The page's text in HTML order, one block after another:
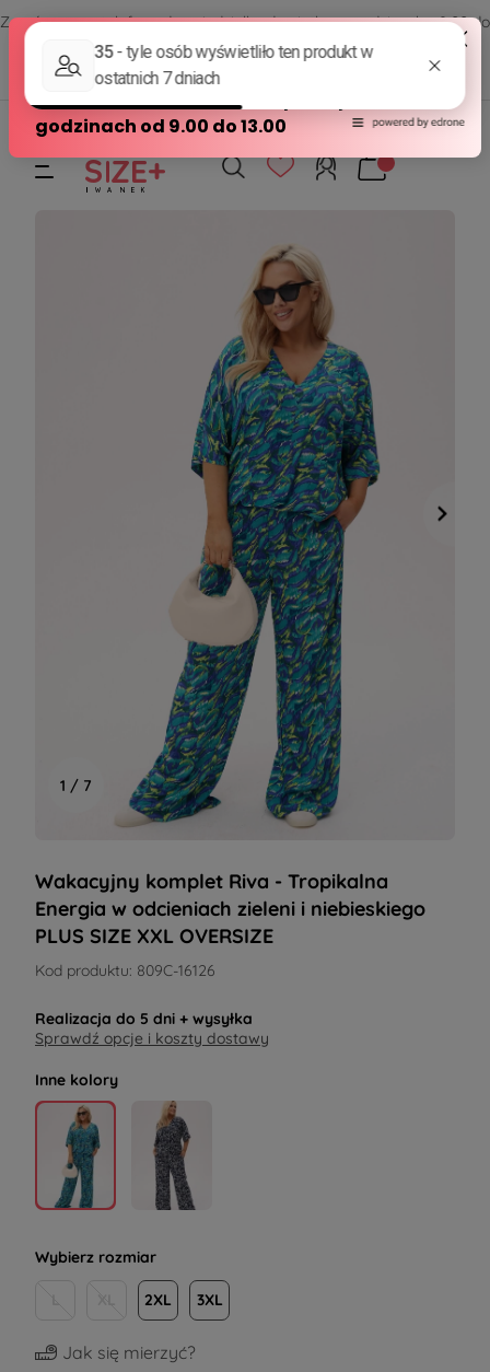
Zamów przez telefon od poniedziałku do piątku w godzinach - 8:00 do
15:00
570 390 351
sklep@modasizeplus.pl
1 / 7
Wakacyjny komplet Riva - Tropikalna
Energia w odcieniach zieleni i niebieskiego
PLUS SIZE XXL OVERSIZE
Kod produktu: 809C-16126
Realizacja do 5 dni + wysyłka
Sprawdź opcje i koszty dostawy
Inne kolory
Wybierz rozmiar
2XL 3XL
Jak się mierzyć?